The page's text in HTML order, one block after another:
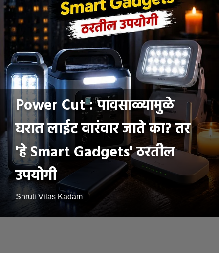
Power Cut : पावसाळ्यामुळे
घरात लाईट वारंवार जाते का? तर
'हे Smart Gadgets' ठरतील
उपयोगी
Shruti Vilas Kadam